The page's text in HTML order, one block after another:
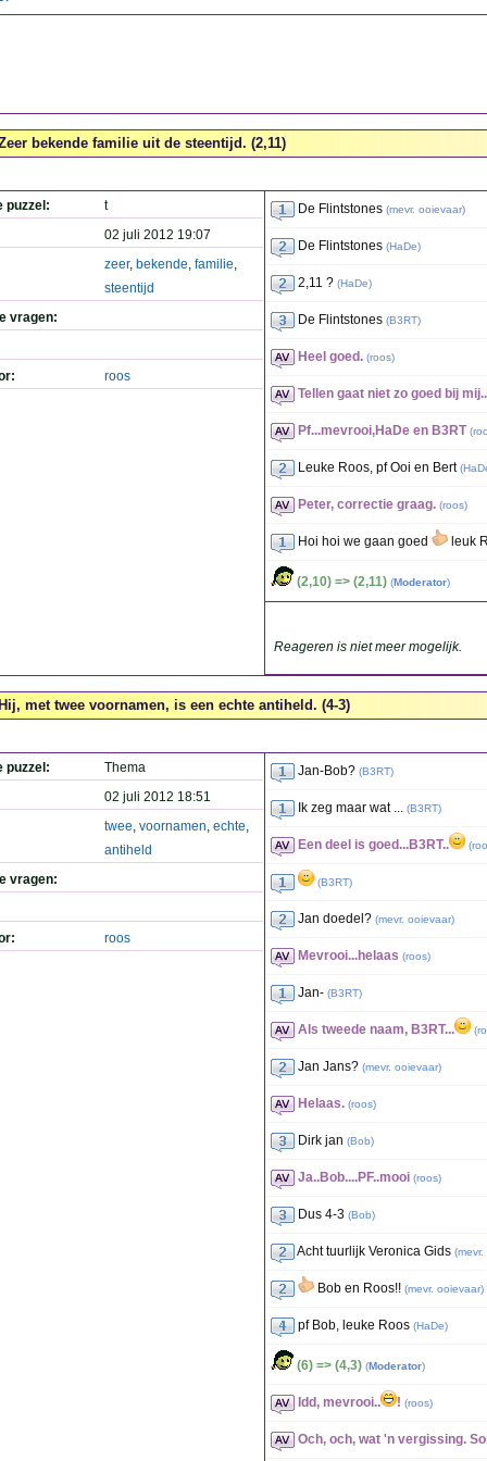
bekende familie uit de steentijd. (2,11)
puzzel:
t
02 juli 2012 19:07
zeer, bekende, familie,
steentijd
vragen:
roos
De Flintstones (mevr. ooievaar)
De Flintstones (HaDe)
2,11 ? (HaDe)
De Flintstones (B3RT)
Heel goed. (roos)
Tellen gaat niet zo goed bij mij..
Pf...mevrooi,HaDe en B3RT (
Leuke Roos, pf Ooi en Bert (
Peter, correctie graag. (roos)
Hoi hoi we gaan goed leuk
(2,10) => (2,11) (Moderator)
Reageren is niet meer mogelijk.
met twee voornamen, is een echte antiheld. (4-3)
puzzel:
Thema
02 juli 2012 18:51
twee, voornamen, echte,
antiheld
vragen:
roos
Jan-Bob? (B3RT)
Ik zeg maar wat ... (B3RT)
Een deel is goed...B3RT.. (
(B3RT)
Jan doedel? (mevr. ooievaar)
Mevrooi...helaas (roos)
Jan- (B3RT)
Als tweede naam, B3RT... (
Jan Jans? (mevr. ooievaar)
Helaas. (roos)
Dirk jan (Bob)
Ja..Bob....PF..mooi (roos)
Dus 4-3 (Bob)
Acht tuurlijk Veronica Gids (
Bob en Roos!! (mevr. ooievaar)
pf Bob, leuke Roos (HaDe)
(6) => (4,3) (Moderator)
Idd, mevrooi.. ! (roos)
Och, och, wat 'n vergissing.